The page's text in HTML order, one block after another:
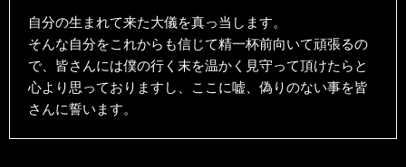
自分の生まれて来た大儀を真っ当します。
そんな自分をこれからも信じて精一杯前向いて頑張るの
で、皆さんには僕の行く末を温かく見守って頂けたらと
心より思っておりますし、ここに嘘、偽りのない事を皆
さんに誓います。